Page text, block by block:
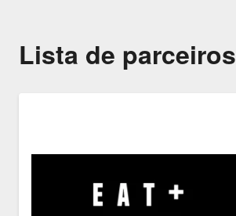
Lista de parceiros